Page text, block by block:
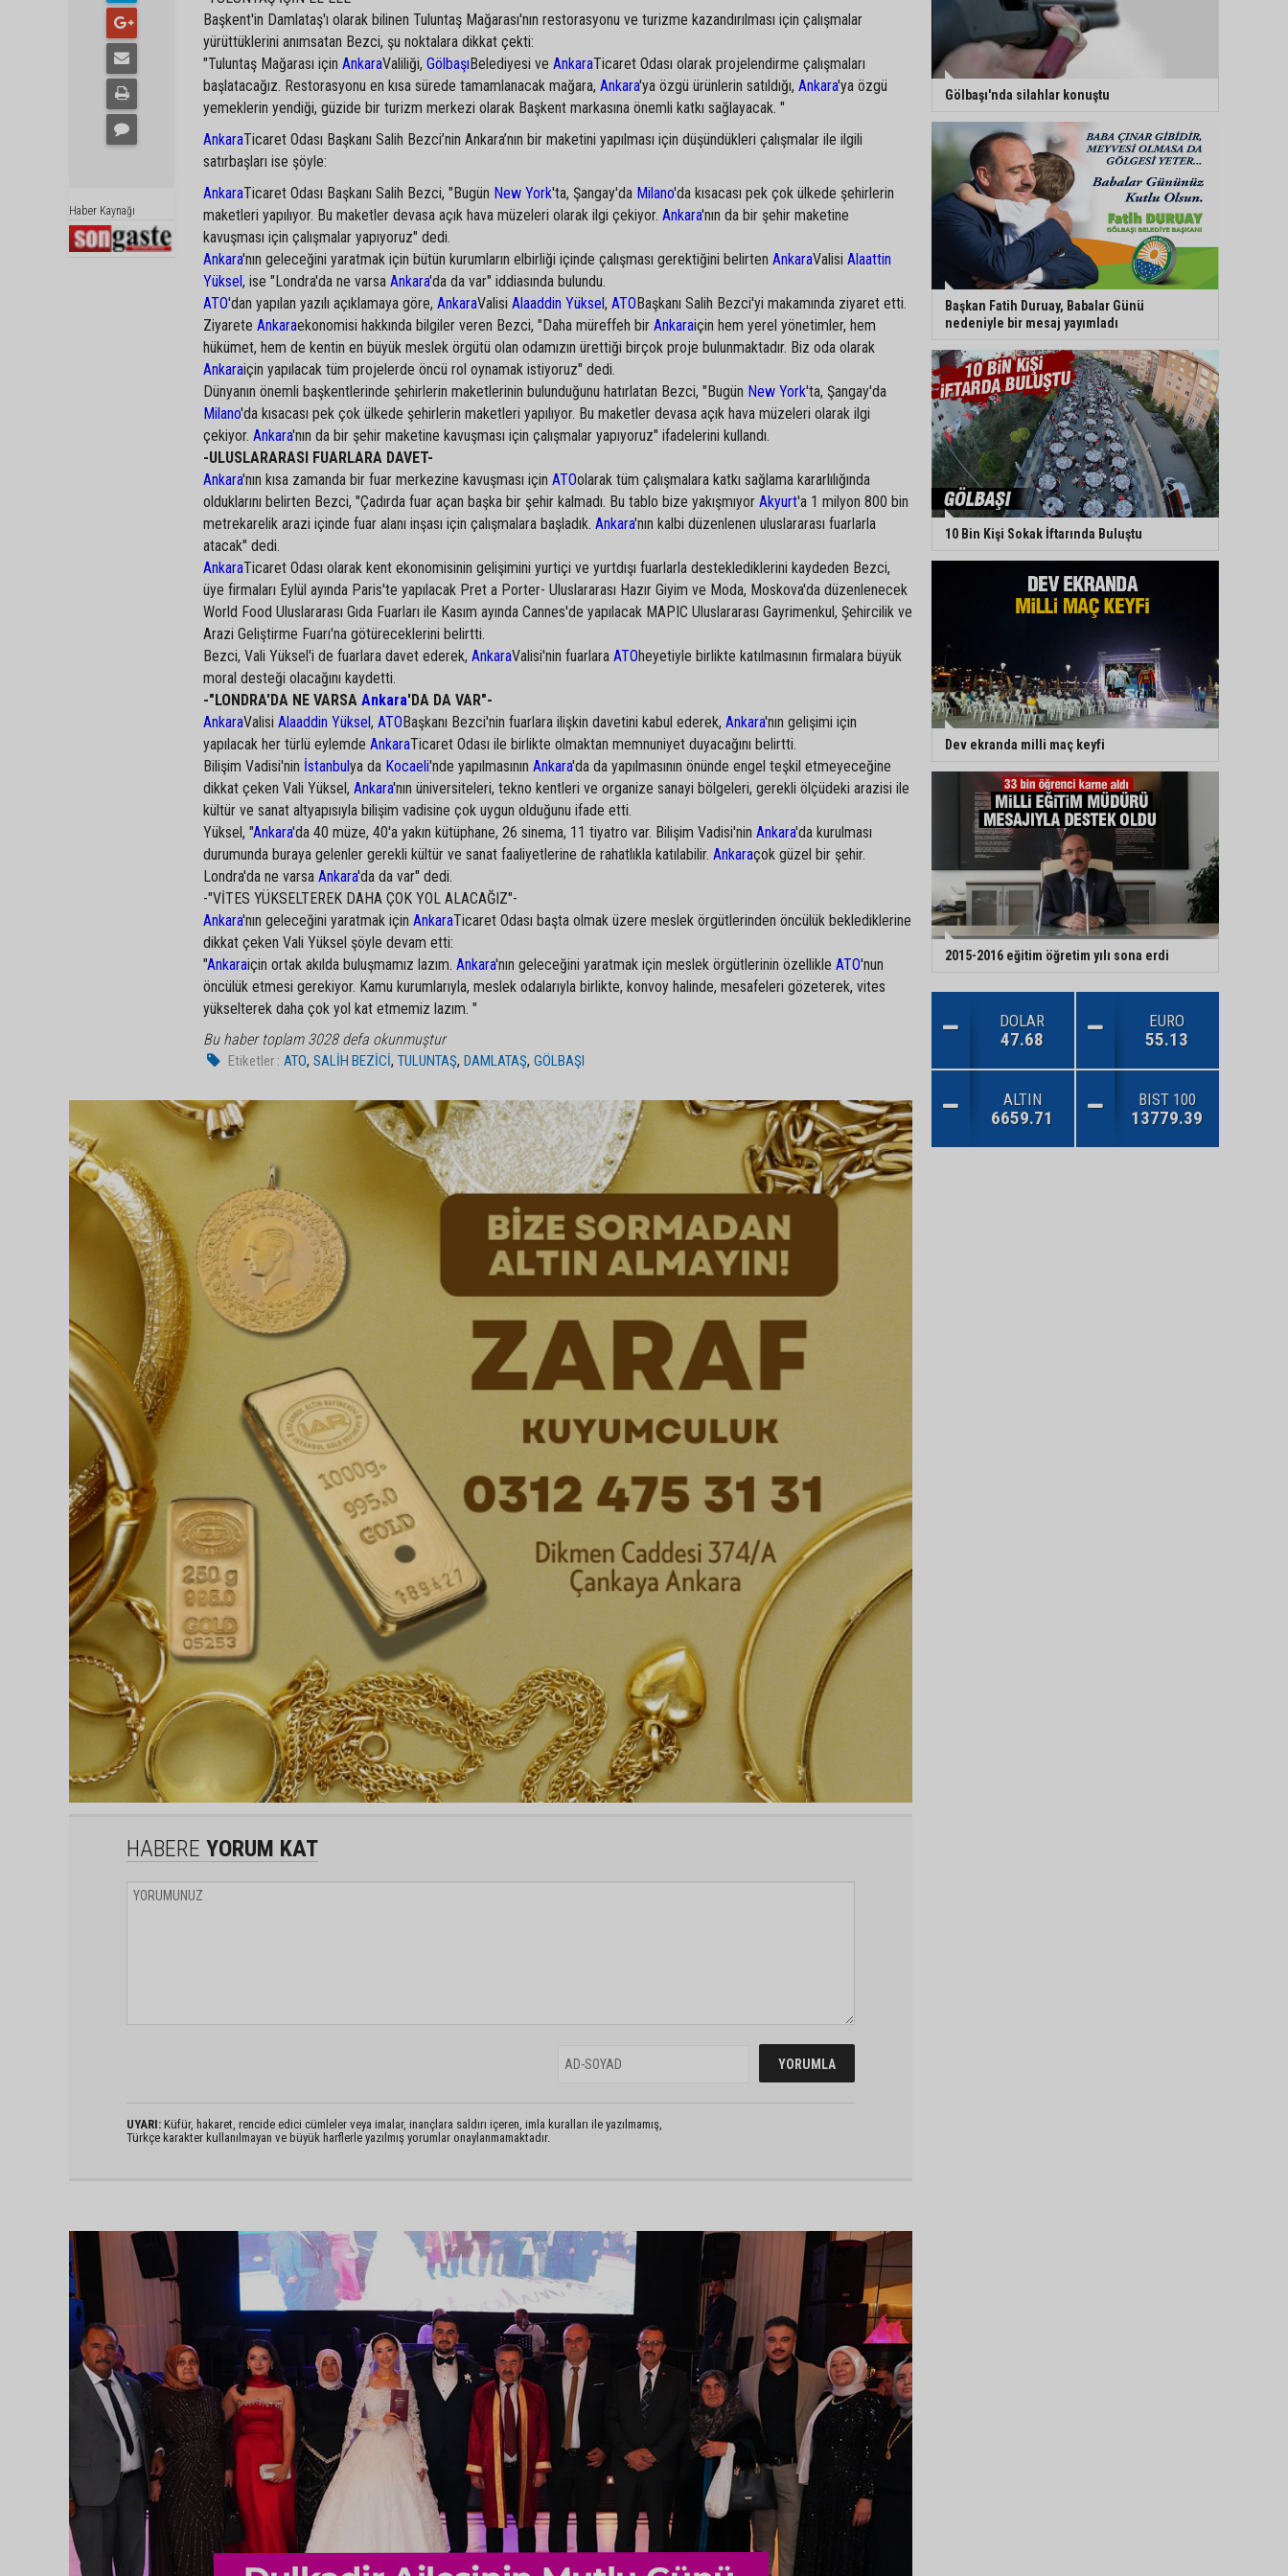
Haber Kaynağı
Başkent'in Damlataş'ı olarak bilinen Tuluntaş Mağarası'nın restorasyonu ve turizme kazandırılması için çalışmalar
yürüttüklerini anımsatan Bezci, şu noktalara dikkat çekti:
"Tuluntaş Mağarası için AnkaraValiliği, GölbaşıBelediyesi ve AnkaraTicaret Odası olarak projelendirme çalışmaları
başlatacağız. Restorasyonu en kısa sürede tamamlanacak mağara, Ankara'ya özgü ürünlerin satıldığı, Ankara'ya özgü
yemeklerin yendiği, güzide bir turizm merkezi olarak Başkent markasına önemli katkı sağlayacak. "
AnkaraTicaret Odası Başkanı Salih Bezci’nin Ankara’nın bir maketini yapılması için düşündükleri çalışmalar ile ilgili
satırbaşları ise şöyle:
AnkaraTicaret Odası Başkanı Salih Bezci, "Bugün New York'ta, Şangay'da Milano'da kısacası pek çok ülkede şehirlerin
maketleri yapılıyor. Bu maketler devasa açık hava müzeleri olarak ilgi çekiyor. Ankara'nın da bir şehir maketine
kavuşması için çalışmalar yapıyoruz" dedi.
Ankara'nın geleceğini yaratmak için bütün kurumların elbirliği içinde çalışması gerektiğini belirten AnkaraValisi Alaattin
Yüksel, ise "Londra'da ne varsa Ankara'da da var" iddiasında bulundu.
ATO'dan yapılan yazılı açıklamaya göre, AnkaraValisi Alaaddin Yüksel, ATOBaşkanı Salih Bezci'yi makamında ziyaret etti.
Ziyarete Ankaraekonomisi hakkında bilgiler veren Bezci, "Daha müreffeh bir Ankaraiçin hem yerel yönetimler, hem
hükümet, hem de kentin en büyük meslek örgütü olan odamızın ürettiği birçok proje bulunmaktadır. Biz oda olarak
Ankaraiçin yapılacak tüm projelerde öncü rol oynamak istiyoruz" dedi.
Dünyanın önemli başkentlerinde şehirlerin maketlerinin bulunduğunu hatırlatan Bezci, "Bugün New York'ta, Şangay'da
Milano'da kısacası pek çok ülkede şehirlerin maketleri yapılıyor. Bu maketler devasa açık hava müzeleri olarak ilgi
çekiyor. Ankara'nın da bir şehir maketine kavuşması için çalışmalar yapıyoruz" ifadelerini kullandı.
-ULUSLARARASI FUARLARA DAVET-
Ankara'nın kısa zamanda bir fuar merkezine kavuşması için ATOolarak tüm çalışmalara katkı sağlama kararlılığında
olduklarını belirten Bezci, "Çadırda fuar açan başka bir şehir kalmadı. Bu tablo bize yakışmıyor Akyurt'a 1 milyon 800 bin
metrekarelik arazi içinde fuar alanı inşası için çalışmalara başladık. Ankara'nın kalbi düzenlenen uluslararası fuarlarla
atacak" dedi.
AnkaraTicaret Odası olarak kent ekonomisinin gelişimini yurtiçi ve yurtdışı fuarlarla desteklediklerini kaydeden Bezci,
üye firmaları Eylül ayında Paris'te yapılacak Pret a Porter- Uluslararası Hazır Giyim ve Moda, Moskova'da düzenlenecek
World Food Uluslararası Gıda Fuarları ile Kasım ayında Cannes'de yapılacak MAPIC Uluslararası Gayrimenkul, Şehircilik ve
Arazi Geliştirme Fuarı'na götüreceklerini belirtti.
Bezci, Vali Yüksel'i de fuarlara davet ederek, AnkaraValisi'nin fuarlara ATOheyetiyle birlikte katılmasının firmalara büyük
moral desteği olacağını kaydetti.
-"LONDRA'DA NE VARSA Ankara'DA DA VAR"-
AnkaraValisi Alaaddin Yüksel, ATOBaşkanı Bezci'nin fuarlara ilişkin davetini kabul ederek, Ankara'nın gelişimi için
yapılacak her türlü eylemde AnkaraTicaret Odası ile birlikte olmaktan memnuniyet duyacağını belirtti.
Bilişim Vadisi'nin İstanbulya da Kocaeli'nde yapılmasının Ankara'da da yapılmasının önünde engel teşkil etmeyeceğine
dikkat çeken Vali Yüksel, Ankara'nın üniversiteleri, tekno kentleri ve organize sanayi bölgeleri, gerekli ölçüdeki arazisi ile
kültür ve sanat altyapısıyla bilişim vadisine çok uygun olduğunu ifade etti.
Yüksel, "Ankara'da 40 müze, 40'a yakın kütüphane, 26 sinema, 11 tiyatro var. Bilişim Vadisi'nin Ankara'da kurulması
durumunda buraya gelenler gerekli kültür ve sanat faaliyetlerine de rahatlıkla katılabilir. Ankaraçok güzel bir şehir.
Londra'da ne varsa Ankara'da da var" dedi.
-"VİTES YÜKSELTEREK DAHA ÇOK YOL ALACAĞIZ"-
Ankara'nın geleceğini yaratmak için AnkaraTicaret Odası başta olmak üzere meslek örgütlerinden öncülük beklediklerine
dikkat çeken Vali Yüksel şöyle devam etti:
"Ankaraiçin ortak akılda buluşmamız lazım. Ankara'nın geleceğini yaratmak için meslek örgütlerinin özellikle ATO'nun
öncülük etmesi gerekiyor. Kamu kurumlarıyla, meslek odalarıyla birlikte, konvoy halinde, mesafeleri gözeterek, vites
yükselterek daha çok yol kat etmemiz lazım. "
Bu haber toplam 3028 defa okunmuştur
Etiketler : ATO,SALİH BEZİCİ,TULUNTAŞ,DAMLATAŞ,GÖLBAŞI
HABERE YORUM KAT
UYARI: Küfür, hakaret, rencide edici cümleler veya imalar, inançlara saldırı içeren, imla kuralları ile yazılmamış,
Türkçe karakter kullanılmayan ve büyük harflerle yazılmış yorumlar onaylanmamaktadır.
Gölbaşı'nda silahlar konuştu
Başkan Fatih Duruay, Babalar Günü
nedeniyle bir mesaj yayımladı
10 Bin Kişi Sokak İftarında Buluştu
Dev ekranda milli maç keyfi
2015-2016 eğitim öğretim yılı sona erdi
DOLAR
47.68
EURO
55.13
ALTIN
6659.71
BIST 100
13779.39